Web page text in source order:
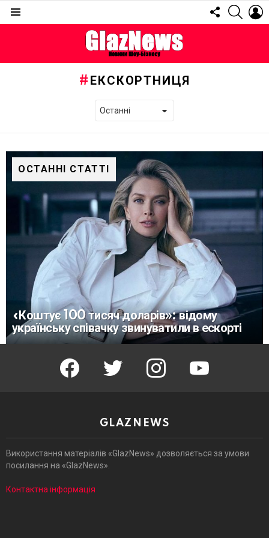
FOLLOW
US
ЕКСКОРТНИЦЯ
ОСТАННІ СТАТТІ
«Коштує 100 тисяч доларів»: відому
українську співачку звинуватили в ескорті
facebook twitter instagram youtube
GLAZNEWS
Використання матеріалів «GlazNews» дозволяється за умови
посилання на «GlazNews».
Контактна інформація